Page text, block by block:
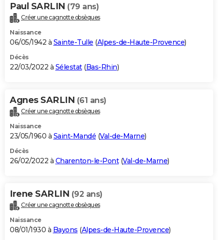
Paul SARLIN (79 ans)
Créer une cagnotte obsèques
Naissance
06/05/1942 à Sainte-Tulle (Alpes-de-Haute-Provence)
Décès
22/03/2022 à Sélestat(Bas-Rhin)
Agnes SARLIN (61 ans)
Créer une cagnotte obsèques
Naissance
23/05/1960 à Saint-Mandé (Val-de-Marne)
Décès
26/02/2022 à Charenton-le-Pont(Val-de-Marne)
Irene SARLIN (92 ans)
Créer une cagnotte obsèques
Naissance
08/01/1930 à Bayons (Alpes-de-Haute-Provence)